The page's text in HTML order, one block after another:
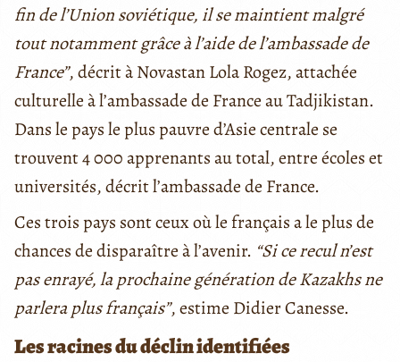
fin de l’Union soviétique, il se maintient malgré
tout notamment grâce à l’aide de l’ambassade de
France”, décrit à Novastan Lola Rogez, attachée
culturelle à l’ambassade de France au Tadjikistan.
Dans le pays le plus pauvre d’Asie centrale se
trouvent 4 000 apprenants au total, entre écoles et
universités, décrit l’ambassade de France.
Ces trois pays sont ceux où le français a le plus de
chances de disparaître à l’avenir. “Si ce recul n’est
pas enrayé, la prochaine génération de Kazakhs ne
parlera plus français”, estime Didier Canesse.
Les racines du déclin identifiées